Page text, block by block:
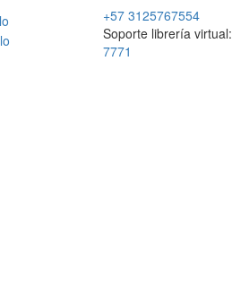
+57 3125767554
Soporte librería virtual:
7771